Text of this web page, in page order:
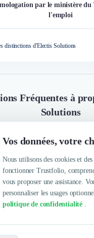
Vos données, votre
Nous utilisons des cookies et
fonctionner Trustfolio,
vous proposer une assistance.
personnaliser les usages
politique de confidentialité .
par le ministère du
l'emploi
distinctions d'Electis Solutions
Fréquentes à
Solutions
sont les principales qualités
leurs clients ?
a authentifié les feedbacks
Force de proposition, À